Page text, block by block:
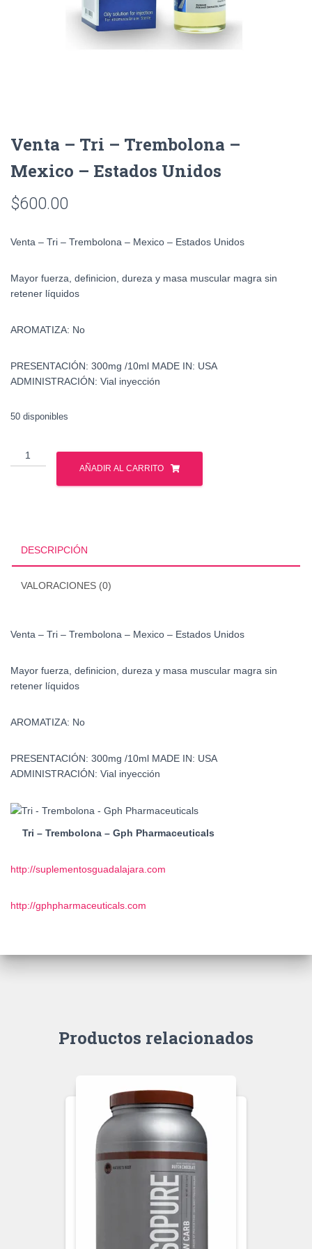
Venta – Tri – Trembolona –
Mexico – Estados Unidos
$600.00
Venta – Tri – Trembolona – Mexico – Estados Unidos
Mayor fuerza, definicion, dureza y masa muscular magra sin
retener líquidos
AROMATIZA: No
PRESENTACIÓN: 300mg /10ml MADE IN: USA
ADMINISTRACIÓN: Vial inyección
50 disponibles
Venta
-
Unidos
AÑADIR AL CARRITO
DESCRIPCIÓN
VALORACIONES (0)
Venta – Tri – Trembolona – Mexico – Estados Unidos
Mayor fuerza, definicion, dureza y masa muscular magra sin
retener líquidos
AROMATIZA: No
PRESENTACIÓN: 300mg /10ml MADE IN: USA
ADMINISTRACIÓN: Vial inyección
Tri – Trembolona – Gph Pharmaceuticals
http://suplementosguadalajara.com
http://gphpharmaceuticals.com
Productos relacionados